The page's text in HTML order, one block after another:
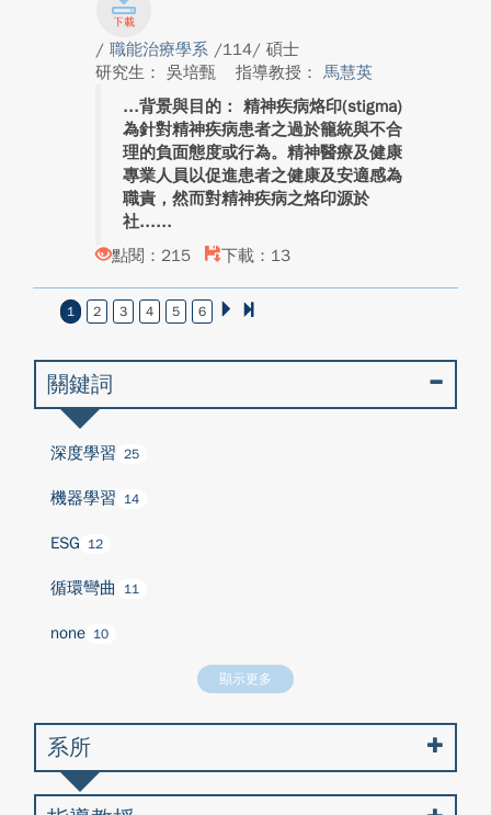
/ 職能治療學系 /114/ 碩士
研究生： 吳培甄
指導教授： 馬慧英
背景與目的： 精神疾病烙印(stigma)
為針對精神疾病患者之過於籠統與不合
理的負面態度或行為。精神醫療及健康
專業人員以促進患者之健康及安適感為
職責，然而對精神疾病之烙印源於
社...
點閱：215
下載：13
1 2 3 4 5 6
關鍵詞
深度學習 25
機器學習 14
ESG 12
循環彎曲 11
none 10
顯示更多
系所